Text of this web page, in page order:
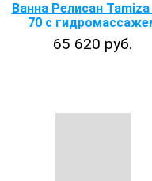
Ванна Релисан Tamiza
70 с
65 620 руб.